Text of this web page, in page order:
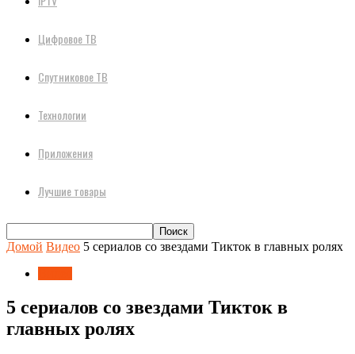
Цифровое ТВ
Спутниковое ТВ
Технологии
Приложения
Лучшие товары
Домой Видео 5 сериалов со звездами Тикток в главных ролях
5 сериалов со звездами Тикток в
главных ролях